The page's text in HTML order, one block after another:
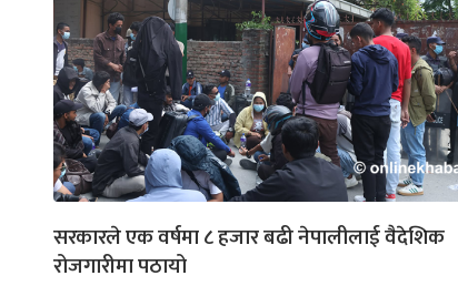
सरकारले एक वर्षमा ८ हजार बढी नेपालीलाई वैदेशिक
रोजगारीमा पठायो